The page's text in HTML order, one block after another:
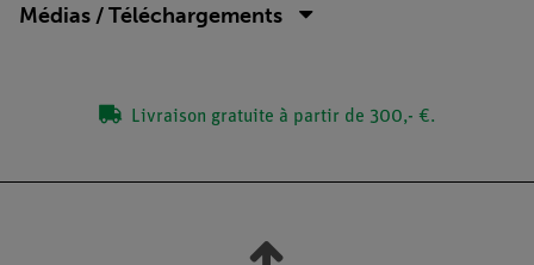
Médias / Téléchargements
Livraison gratuite à partir de 300,- €.